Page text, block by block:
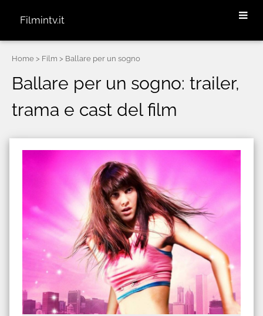
Filmintv.it
Home > Film > Ballare per un sogno
Ballare per un sogno: trailer,
trama e cast del film